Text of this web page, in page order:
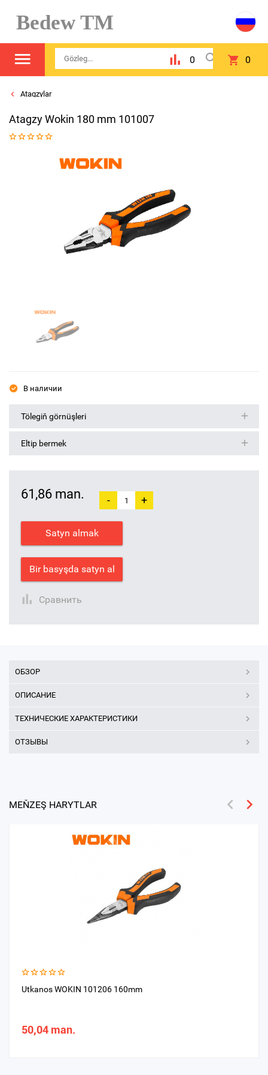
Bedew TM
0 0
Atagzylar
Atagzy Wokin 180 mm 101007
В наличии
Tölegiň görnüşleri
Eltip bermek
61,86 man. - +
Satyn almak
Bir basyşda satyn al
Сравнить
ОБЗОР
ОПИСАНИЕ
ТЕХНИЧЕСКИЕ ХАРАКТЕРИСТИКИ
ОТЗЫВЫ
MEŇZEŞ HARYTLAR
Utkanos WOKIN 101206 160mm
50,04 man.